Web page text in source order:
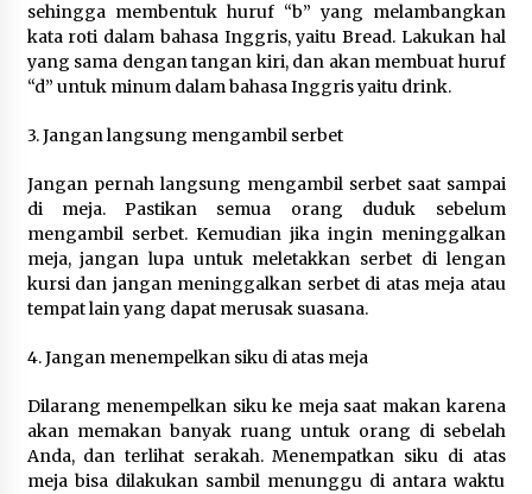
Perawatan PCOS yang Efektif untuk
Menjaga Kesuburan
8 Agustus 2026
Wamenhan Pimpin Prosesi
Pelantikan dan Sertijab Pejabat
Tinggi Kemhan
8 Agustus 2026
Tangerang Gelar Konsolidasi
Internal Jelang Pemilu 2029
8 Agustus 2026
sehingga membentuk huruf “b” yang melambangkan
kata roti dalam bahasa Inggris, yaitu Bread. Lakukan hal
yang sama dengan tangan kiri, dan akan membuat huruf
“d” untuk minum dalam bahasa Inggris yaitu drink.
3. Jangan langsung mengambil serbet
Jangan pernah langsung mengambil serbet saat sampai
di meja. Pastikan semua orang duduk sebelum
mengambil serbet. Kemudian jika ingin meninggalkan
meja, jangan lupa untuk meletakkan serbet di lengan
kursi dan jangan meninggalkan serbet di atas meja atau
tempat lain yang dapat merusak suasana.
4. Jangan menempelkan siku di atas meja
Dilarang menempelkan siku ke meja saat makan karena
akan memakan banyak ruang untuk orang di sebelah
Anda, dan terlihat serakah. Menempatkan siku di atas
meja bisa dilakukan sambil menunggu di antara waktu